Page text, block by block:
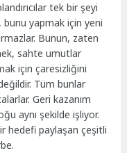
tek bir şeyi
yapmak için yeni
Bunun, zaten
sahte umutlar
için çaresizliğini
Tüm bunlar
Geri kazanım
aynı şekilde işliyor.
hedefi paylaşan çeşitli